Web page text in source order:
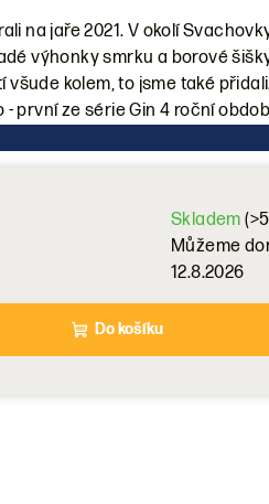
na jaře 2021. V okolí
výhonky smrku a borové
kolem, to jsme také
první ze série Gin 4 roční
Skladem
Můžeme
12.8.2026
Do košíku